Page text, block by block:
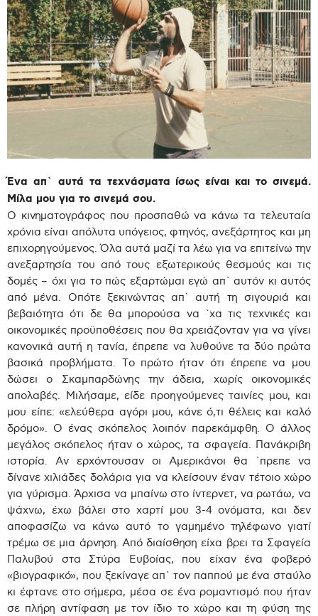
Ένα απ` αυτά τα τεχνάσματα ίσως είναι και το σινεμά.
Μίλα μου για το σινεμά σου.
Ο κινηματογράφος που προσπαθώ να κάνω τα τελευταία
χρόνια είναι απόλυτα υπόγειος, φτηνός, ανεξάρτητος και μη
επιχορηγούμενος. Όλα αυτά μαζί τα λέω για να επιτείνω την
ανεξαρτησία του από τους εξωτερικούς θεσμούς και τις
δομές – όχι για το πώς εξαρτώμαι εγώ απ` αυτόν κι αυτός
από μένα. Οπότε ξεκινώντας απ` αυτή τη σιγουριά και
βεβαιότητα ότι δε θα μπορούσα να `χα τις τεχνικές και
οικονομικές προϋποθέσεις που θα χρειάζονταν για να γίνει
κανονικά αυτή η τανία, έπρεπε να λυθούνε τα δύο πρώτα
βασικά προβλήματα. Το πρώτο ήταν ότι έπρεπε να μου
δώσει ο Σκαμπαρδώνης την άδεια, χωρίς οικονομικές
απολαβές. Μιλήσαμε, είδε προηγούμενες ταινίες μου, και
μου είπε: «ελεύθερα αγόρι μου, κάνε ό,τι θέλεις και καλό
δρόμο». Ο ένας σκόπελος λοιπόν παρεκάμφθη. Ο άλλος
μεγάλος σκόπελος ήταν ο χώρος, τα σφαγεία. Πανάκριβη
ιστορία. Αν ερχόντουσαν οι Αμερικάνοι θα `πρεπε να
δίνανε χιλιάδες δολάρια για να κλείσουν έναν τέτοιο χώρο
για γύρισμα. Άρχισα να μπαίνω στο ίντερνετ, να ρωτάω, να
ψάχνω, έχω βάλει στο χαρτί μου 3-4 ονόματα, και δεν
αποφασίζω να κάνω αυτό το γαμημένο τηλέφωνο γιατί
τρέμω σε μια άρνηση. Από διαίσθηση είχα βρει τα Σφαγεία
Παλυβού στα Στύρα Ευβοίας, που είχαν ένα φοβερό
«βιογραφικό», που ξεκίναγε απ` τον παππού με ένα σταύλο
κι έφτανε στο σήμερα, μέσα σε ένα ρομαντισμό που ήταν
σε πλήρη αντίφαση με τον ίδιο το χώρο και τη φύση της